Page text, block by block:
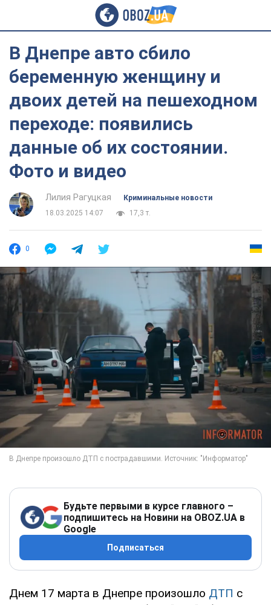
В Днепре авто сбило
беременную женщину и
двоих детей на пешеходном
переходе: появились
данные об их состоянии.
Фото и видео
Лилия Рагуцкая
Криминальные новости
18.03.2025 14:07
17,3 т.
0
Будьте первыми в курсе главного –
подпишитесь на Новини на OBOZ.UA в
Google
Подписаться
Днем 17 марта в Днепре произошло ДТП с